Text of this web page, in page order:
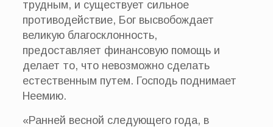
трудным, и существует сильное
противодействие, Бог высвобождает
великую благосклонность,
предоставляет финансовую помощь и
делает то, что невозможно сделать
естественным путем. Господь поднимает
Неемию.
«Ранней весной следующего года, в